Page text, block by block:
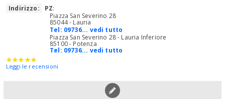
Indirizzo:
PZ:
Piazza San Severino 28
85044 - Lauria
Tel: 09736... vedi tutto
Piazza San Severino 28 - Lauria Inferiore
85100 - Potenza
Tel: 09736... vedi tutto
Leggi le recensioni